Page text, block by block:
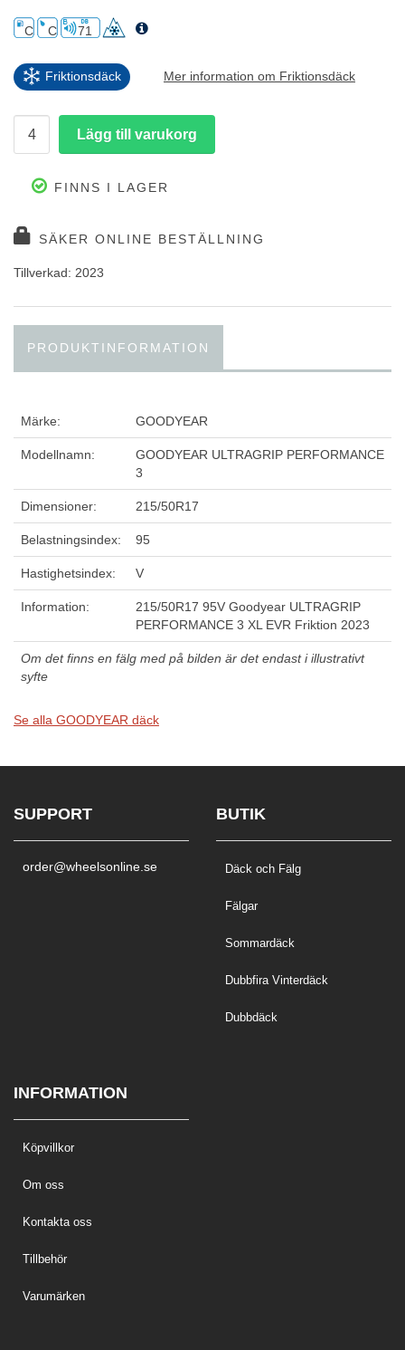
C C 71
Friktionsdäck Mer information om Friktionsdäck
FINNS I LAGER
SÄKER ONLINE BESTÄLLNING
Tillverkad: 2023
PRODUKTINFORMATION
Märke: GOODYEAR
Modellnamn:
GOODYEAR ULTRAGRIP PERFORMANCE
3
Dimensioner: 215/50R17
Belastningsindex: 95
Hastighetsindex: V
Information:
215/50R17 95V Goodyear ULTRAGRIP
PERFORMANCE 3 XL EVR Friktion 2023
Om det finns en fälg med på bilden är det endast i illustrativt
syfte
Se alla GOODYEAR däck
SUPPORT
order@wheelsonline.se
BUTIK
Däck och Fälg
Fälgar
Sommardäck
Dubbfira Vinterdäck
Dubbdäck
INFORMATION
Köpvillkor
Om oss
Kontakta oss
Tillbehör
Varumärken